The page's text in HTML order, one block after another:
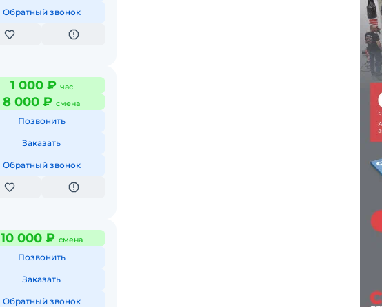
Обратный звонок
1 000 ₽ час
8 000 ₽ смена
Позвонить
Заказать
Обратный звонок
10 000 ₽ смена
Позвонить
Заказать
Обратный звонок